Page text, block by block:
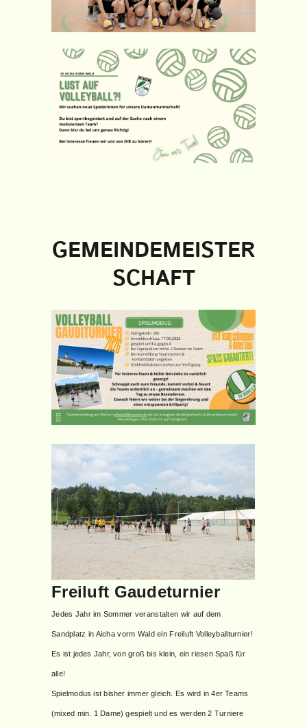
GEMEINDEMEISTER
SCHAFT
Freiluft Gaudeturnier
Jedes Jahr im Sommer veranstalten wir auf dem
Sandplatz in Aicha vorm Wald ein Freiluft Volleyballturnier!
Es ist jedes Jahr, von groß bis klein, ein riesen Spaß für
alle!
Spielmodus ist bisher immer gleich. Es wird in 4er Teams
(mixed min. 1 Dame) gespielt und es werden 2 Turniere